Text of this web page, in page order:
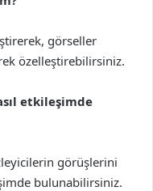
görseller
özelleştirebilirsiniz.
etkileşimde
görüşlerini
bulunabilirsiniz.